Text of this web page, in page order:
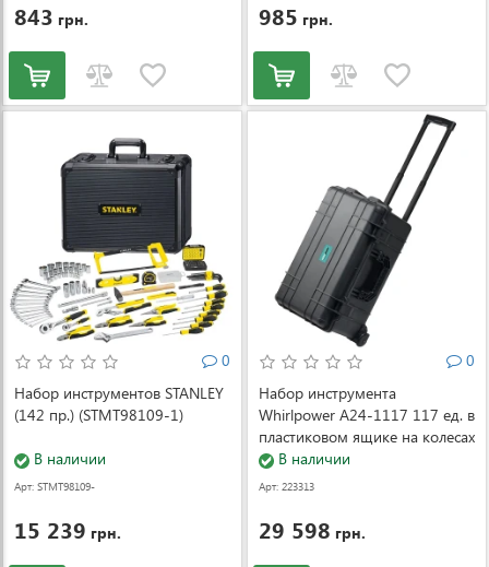
843 грн. 985 грн.
0
Набор инструментов STANLEY
(142 пр.) (STMT98109-1)
В наличии
Арт: STMT98109-
15 239 грн.
0
Набор инструмента
Whirlpower A24-1117 117 ед. в
пластиковом ящике на колесах
В наличии
Арт: 223313
29 598 грн.